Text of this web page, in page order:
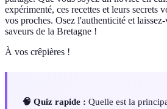
expérimenté, ces recettes et leurs secrets
vos proches. Osez l'authenticité et
saveurs de la Bretagne !
À vos crêpières !
🧠 Quiz rapide : Quelle est la